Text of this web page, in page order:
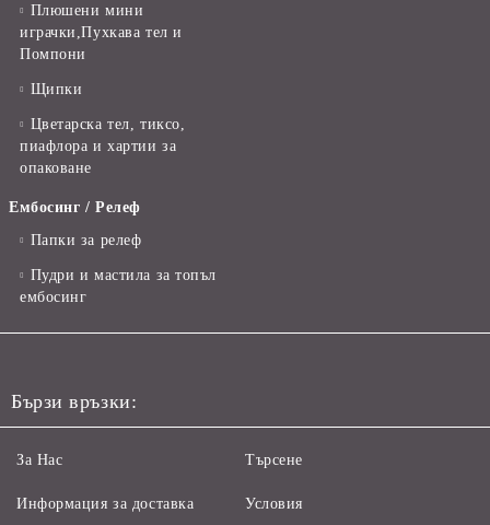
Плюшени мини
играчки,Пухкава тел и
Помпони
Щипки
Цветарска тел, тиксо,
пиафлора и хартии за
опаковане
Ембосинг / Релеф
Папки за релеф
Пудри и мастила за топъл
ембосинг
Бързи връзки:
За Нас
Информация за доставка
Търсене
Условия